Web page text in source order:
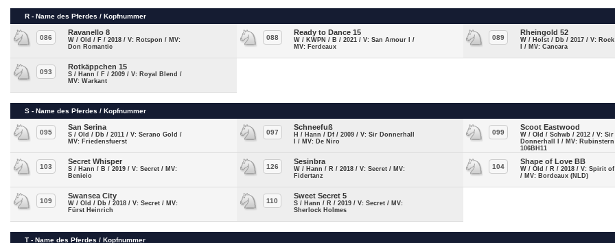
R - Name des Pferdes / Kopfnummer
086
Ravanello 8
W / Old / F / 2018 / V: Rotspon / MV:
Don Romantic
088
Ready to Dance 15
W / KWPN / B / 2021 / V: San Amour I /
MV: Ferdeaux
089
Rheingold 52
W / Holst / Db / 2017 / V:
I / MV: Cancara
093
Rotkäppchen 15
S / Hann / F / 2009 / V: Royal Blend /
MV: Warkant
S - Name des Pferdes / Kopfnummer
095
San Serina
S / Old / Db / 2011 / V: Serano Gold /
MV: Friedensfuerst
097
Schneefuß
H / Hann / Df / 2009 / V: Sir Donnerhall
I / MV: De Niro
099
Scoot Eastwood
W / Old / Schwb / 2012 / V: Sir
Donnerhall I / MV:
106BH11
103
Secret Whisper
S / Hann / B / 2019 / V: Secret / MV:
Benicio
126
Sesinbra
W / Hann / R / 2018 / V: Secret / MV:
Fidertanz
104
Shape of Love BB
W / Old / R / 2018 / V: Spirit
/ MV: Bordeaux (NLD)
109
Swansea City
W / Old / Db / 2018 / V: Secret / MV:
Fürst Heinrich
110
Sweet Secret 5
S / Hann / R / 2019 / V: Secret / MV:
Sherlock Holmes
T - Name des Pferdes / Kopfnummer